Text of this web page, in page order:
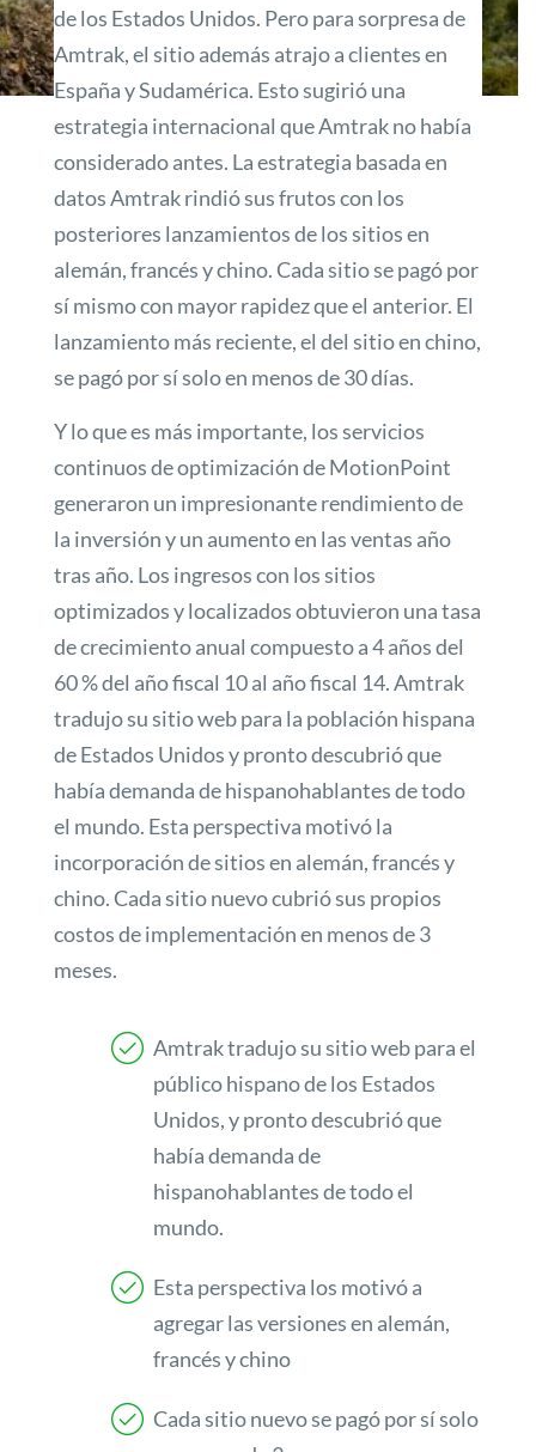
de los Estados Unidos. Pero para sorpresa de
Amtrak, el sitio además atrajo a clientes en
España y Sudamérica. Esto sugirió una
estrategia internacional que Amtrak no había
considerado antes. La estrategia basada en
datos Amtrak rindió sus frutos con los
posteriores lanzamientos de los sitios en
alemán, francés y chino. Cada sitio se pagó por
sí mismo con mayor rapidez que el anterior. El
lanzamiento más reciente, el del sitio en chino,
se pagó por sí solo en menos de 30 días.
Y lo que es más importante, los servicios
continuos de optimización de MotionPoint
generaron un impresionante rendimiento de
la inversión y un aumento en las ventas año
tras año. Los ingresos con los sitios
optimizados y localizados obtuvieron una tasa
de crecimiento anual compuesto a 4 años del
60 % del año fiscal 10 al año fiscal 14. Amtrak
tradujo su sitio web para la población hispana
de Estados Unidos y pronto descubrió que
había demanda de hispanohablantes de todo
el mundo. Esta perspectiva motivó la
incorporación de sitios en alemán, francés y
chino. Cada sitio nuevo cubrió sus propios
costos de implementación en menos de 3
meses.
Amtrak tradujo su sitio web para el
público hispano de los Estados
Unidos, y pronto descubrió que
había demanda de
hispanohablantes de todo el
mundo.
Esta perspectiva los motivó a
agregar las versiones en alemán,
francés y chino
Cada sitio nuevo se pagó por sí solo